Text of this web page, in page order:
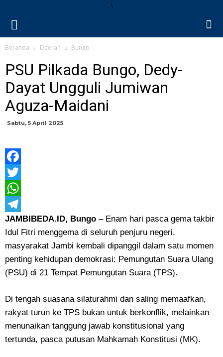
\
Beranda Daerah Bungo
PSU Pilkada Bungo, Dedy-
Dayat Ungguli Jumiwan
Aguza-Maidani
Sabtu, 5 April 2025
Facebook
Twitter
WhatsApp
Telegram
JAMBIBEDA.ID, Bungo – Enam hari pasca gema takbir
Idul Fitri menggema di seluruh penjuru negeri,
masyarakat Jambi kembali dipanggil dalam satu momen
penting kehidupan demokrasi: Pemungutan Suara Ulang
(PSU) di 21 Tempat Pemungutan Suara (TPS).
Di tengah suasana silaturahmi dan saling memaafkan,
rakyat turun ke TPS bukan untuk berkonflik, melainkan
menunaikan tanggung jawab konstitusional yang
tertunda, pasca putusan Mahkamah Konstitusi (MK).